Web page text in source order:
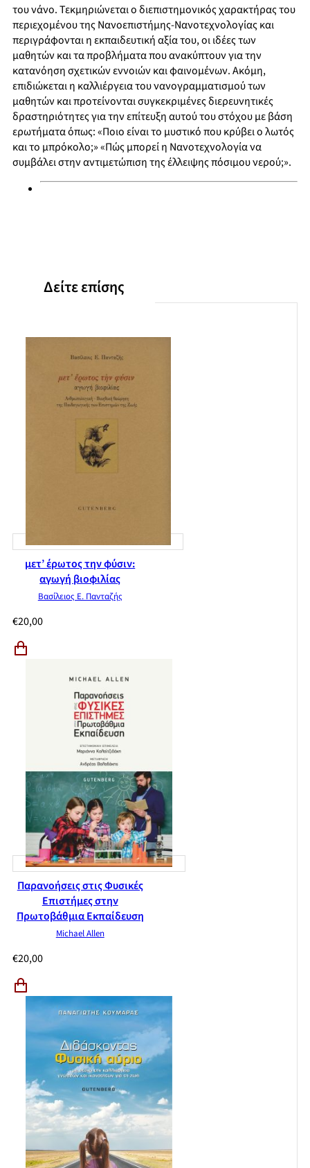
του νάνο. Τεκμηριώνεται ο διεπιστημονικός χαρακτήρας του
περιεχομένου της Νανοεπιστήμης-Νανοτεχνολογίας και
περιγράφονται η εκπαιδευτική αξία του, οι ιδέες των
μαθητών και τα προβλήματα που ανακύπτουν για την
κατανόηση σχετικών εννοιών και φαινομένων. Ακόμη,
επιδιώκεται η καλλιέργεια του νανογραμματισμού των
μαθητών και προτείνονται συγκεκριμένες διερευνητικές
δραστηριότητες για την επίτευξη αυτού του στόχου με βάση
ερωτήματα όπως: «Ποιο είναι το μυστικό που κρύβει ο λωτός
και το μπρόκολο;» «Πώς μπορεί η Νανοτεχνολογία να
συμβάλει στην αντιμετώπιση της έλλειψης πόσιμου νερού;».
Δείτε επίσης
μετ’ έρωτος την φύσιν:
αγωγή βιοφιλίας
Βασίλειος Ε. Πανταζής
€20,00
Παρανοήσεις στις Φυσικές
Επιστήμες στην
Πρωτοβάθμια Εκπαίδευση
Michael Allen
€20,00